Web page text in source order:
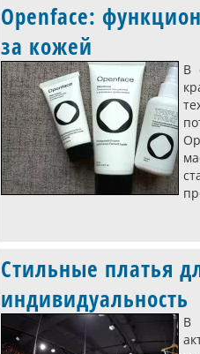
Openface:
за кожей
В
Стильные платья
индивидуальность
В